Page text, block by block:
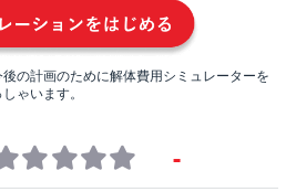
の計画のために解体費用シミュレーターを
ゃいます。
-